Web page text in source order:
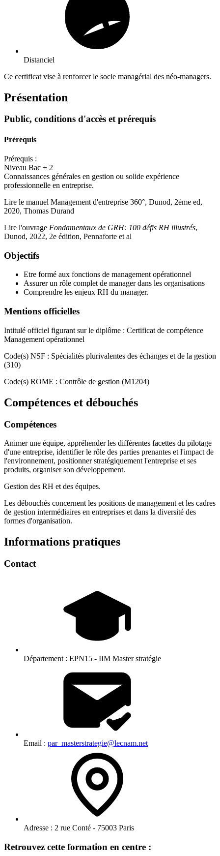
Distanciel
Ce certificat vise à renforcer le socle managérial des néo-managers.
Présentation
Public, conditions d'accès et prérequis
Prérequis
Prérequis :
Niveau Bac + 2
Connaissances générales en gestion ou solide expérience
professionnelle en entreprise.
Lire le manuel Management d'entreprise 360°, Dunod, 2ème ed,
2020, Thomas Durand
Lire l'ouvrage Fondamentaux de GRH: 100 défis RH illustrés,
Dunod, 2022, 2e édition, Pennaforte et al
Objectifs
Etre formé aux fonctions de management opérationnel
Assurer un rôle complet de manager dans les organisations
Comprendre les enjeux RH du manager.
Mentions officielles
Intitulé officiel figurant sur le diplôme : Certificat de compétence
Management opérationnel
Code(s) NSF : Spécialités plurivalentes des échanges et de la gestion
(310)
Code(s) ROME : Contrôle de gestion (M1204)
Compétences et débouchés
Compétences
Animer une équipe, appréhender les différentes facettes du pilotage
d'une entreprise, identifier le rôle des parties prenantes et l'impact de
l'environnement, positionner stratégiquement l'entreprise et ses
produits, organiser son développement.
Gestion des RH et des équipes.
Les débouchés concernent les positions de management et les cadres
de gestion intermédiaires en entreprises et dans la diversité des
formes d'organisation.
Informations pratiques
Contact
Département : EPN15 - IIM Master stratégie
Email : par_masterstrategie@lecnam.net
Adresse : 2 rue Conté - 75003 Paris
Retrouvez cette formation en centre :